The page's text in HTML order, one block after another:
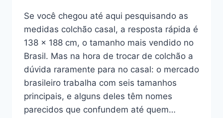
Se você chegou até aqui pesquisando as
medidas colchão casal, a resposta rápida é
138 x 188 cm, o tamanho mais vendido no
Brasil. Mas na hora de trocar de colchão a
dúvida raramente para no casal: o mercado
brasileiro trabalha com seis tamanhos
principais, e alguns deles têm nomes
parecidos que confundem até quem…